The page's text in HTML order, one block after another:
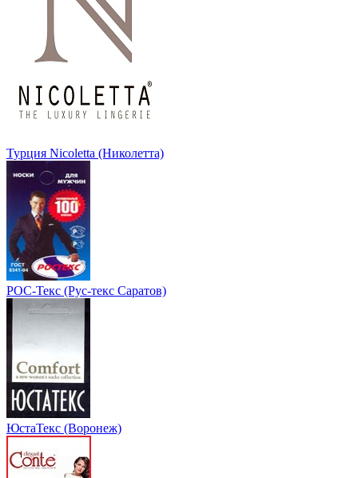
Турция Nicoletta (Николетта)
РОС-Текс (Рус-текс Саратов)
ЮстаТекс (Воронеж)